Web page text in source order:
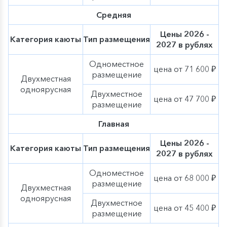
меню нашей оригинальной гастрономической
концепции «Родные берега». Ощутите
осени вместе с «ВодоходЪ»!
Средняя
Категория каюты Тип размещения
Цены 2026 -
2027 в рублях
Двухместная
одноярусная
Одноместное
размещение
цена от 71 600 ₽
Двухместное
размещение
цена от 47 700 ₽
Главная
Категория каюты Тип размещения
Цены 2026 -
2027 в рублях
Двухместная
одноярусная
Одноместное
размещение
цена от 68 000 ₽
Двухместное
размещение
цена от 45 400 ₽